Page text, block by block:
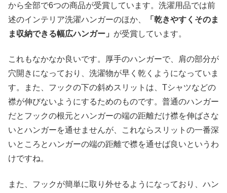
から全部で6つの商品が受賞しています。洗濯用品では前
述のインテリア洗濯ハンガーのほか、
「乾きやすくそのま
ま収納できる幅広ハンガー」 が受賞しています。
これもなかなか良いです。厚手のハンガーで、肩の部分が
穴開きになっており、洗濯物が早く乾くようになっていま
す。また、フックの下の斜めスリットは、Tシャツなどの
襟が伸びないようにするためのものです。普通のハンガー
だとフックの根元とハンガーの端の距離だけ襟を伸ばさな
いとハンガーを通せませんが、これならスリットの一番深
いところとハンガーの端の距離で襟を通せば良いというわ
けですね。
また、フックが簡単に取り外せるようになっており、ハン